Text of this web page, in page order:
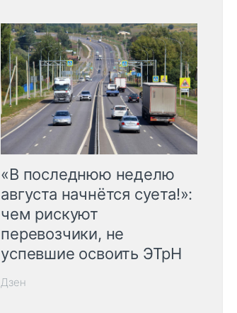
«В последнюю неделю
августа начнётся суета!»:
чем рискуют
перевозчики, не
успевшие освоить ЭТрН
Дзен